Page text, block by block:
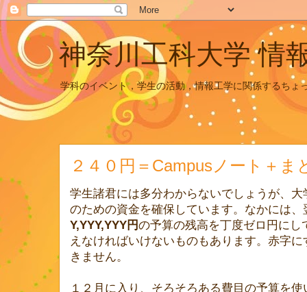
神奈川工科大学 情
学科のイベント，学生の活動，情報工学に関係するちょ
２４０円＝Campusノート＋ま
学生諸君には多分わからないでしょうが、
のための資金を確保しています。なかには
Y,YYY,YYY円の予算の残高を丁度ゼロ円に
えなければいけないものもあります。赤字
きません。
１２月に入り、そろそろある費目の予算を